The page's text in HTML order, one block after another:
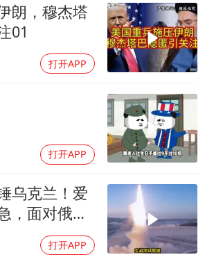
朗，穆杰塔
01
打开APP
打开APP
乌克兰！爱
，面对俄朝
基到底有多
打开APP